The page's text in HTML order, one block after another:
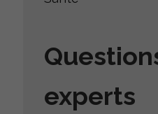
experts